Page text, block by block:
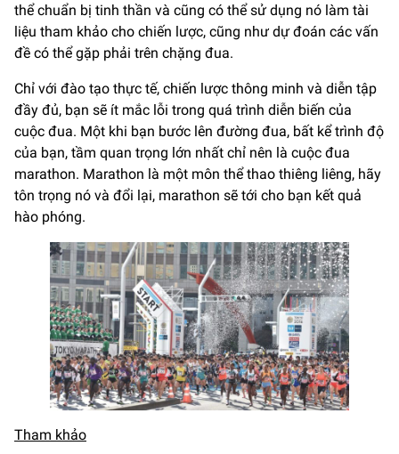
thể chuẩn bị tinh thần và cũng có thể sử dụng nó làm tài
liệu tham khảo cho chiến lược, cũng như dự đoán các vấn
đề có thể gặp phải trên chặng đua.
Chỉ với đào tạo thực tế, chiến lược thông minh và diễn tập
đầy đủ, bạn sẽ ít mắc lỗi trong quá trình diễn biến của
cuộc đua. Một khi bạn bước lên đường đua, bất kể trình độ
của bạn, tầm quan trọng lớn nhất chỉ nên là cuộc đua
marathon. Marathon là một môn thể thao thiêng liêng, hãy
tôn trọng nó và đổi lại, marathon sẽ tới cho bạn kết quả
hào phóng.
Tham khảo